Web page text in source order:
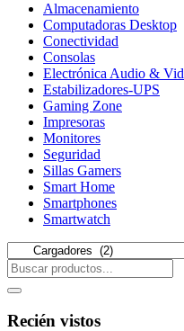
Almacenamiento
Computadoras Desktop
Conectividad
Consolas
Electrónica Audio &
Estabilizadores-UPS
Gaming Zone
Impresoras
Monitores
Seguridad
Sillas Gamers
Smart Home
Smartphones
Smartwatch
Recién vistos